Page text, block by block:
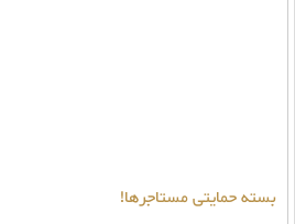
بسته حمایتی مستاجرها!